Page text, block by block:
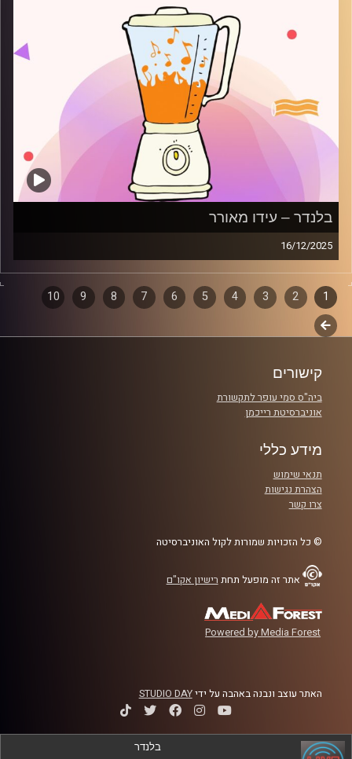
בלנדר – עידו מאורר
16/12/2025
מוזיקה קצבית חדשה עם עידו מאורר
קרדיט תמונות:AudioVersity
דפדוף
פרקים
1
2
3
4
5
6
7
8
9
10
לשלב
קישורים
ביה"ס סמי עופר לתקשורת
אוניברסיטת רייכמן
מידע כללי
תנאי שימוש
הצהרת נגישות
צרו קשר
© כל הזכויות שמורות לקול האוניברסיטה
אתר זה מופעל תחת רישיון אקו"ם
Powered by Media Forest
האתר עוצב ונבנה באהבה על ידיSTUDIO DAY
בלנדר